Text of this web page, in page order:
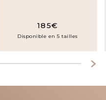
185€
Disponible en 5 tailles